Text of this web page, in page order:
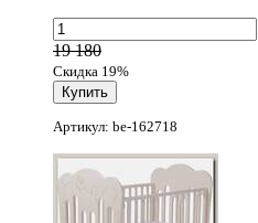
19 180
Скидка 19%
Артикул: be-162718